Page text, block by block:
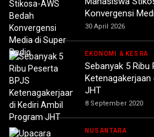
Konvergensi
30 April 2026
EKONOMI & KESRA
Sebanyak 5 Ribu
JHT
8 September 2020
NUSANTARA